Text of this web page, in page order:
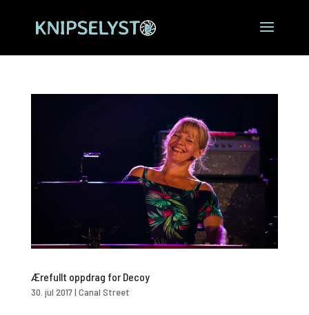
Ærefullt oppdrag for Decoy
30. jul 2017| Canal Street